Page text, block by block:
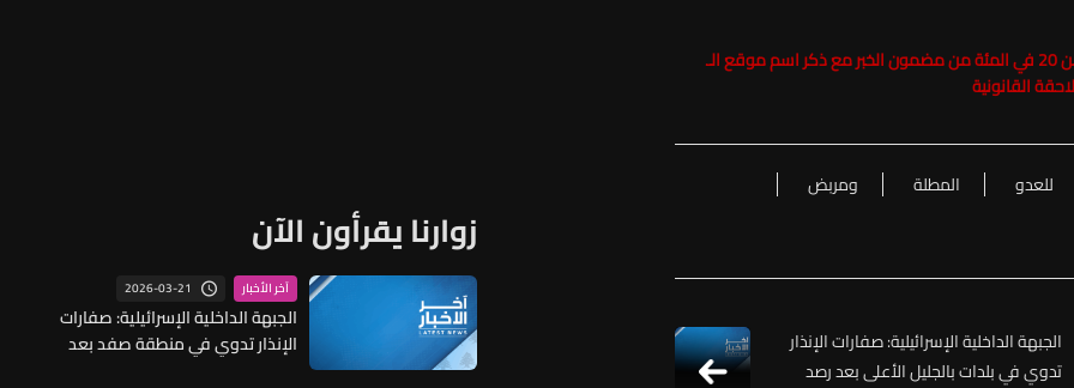
حفاظاً على حقوق الملكية الفكرية يرجى عدم نسخ ما يزيد عن 20 في المئة من مضمون الخبر مع ذكر اسم موقع الـ
للعدو المطلة
ومربض
الجبهة الداخلية الإسرائيلية: صفارات الإنذار
تدوي في بلدات بالجليل الأعلى بعد رصد
زوارنا يقرأون الآن
آخر الأخبار 2026-03-21
الجبهة الداخلية الإسرائيلية: صفارات
الإنذار تدوي في منطقة صفد بعد